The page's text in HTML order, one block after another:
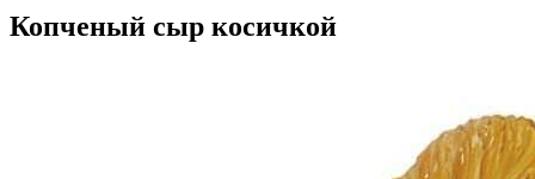
Копченый сыр косичкой